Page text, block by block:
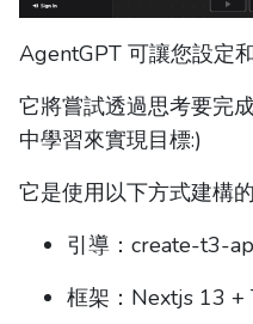
AgentGPT 可讓您設定
它將嘗試透過思考要完
中學習來實現目標:)
它是使用以下方式建構的
引導：create-t3-
框架：Nextjs 13 +